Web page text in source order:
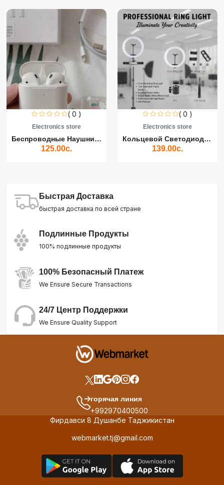
( 0 )
Electronics store
Беспроводные Наушники Air...
125.00с.
( 0 )
Electronics store
Кольцевой Светодиодный Св...
139.00с.
Быстрая Доставка
быстрая доставка по всей стране
Подлинные Продукты
100% подлинные продукты
100% Безопасный Платеж
We Ensure Secure Transactions
24/7 Центр Поддержки
We Ensure Quality Support
горячая линия
+992970400500
Фирдавси 8 Душанбе Таджикистан
webmarket.tj@gmail.com